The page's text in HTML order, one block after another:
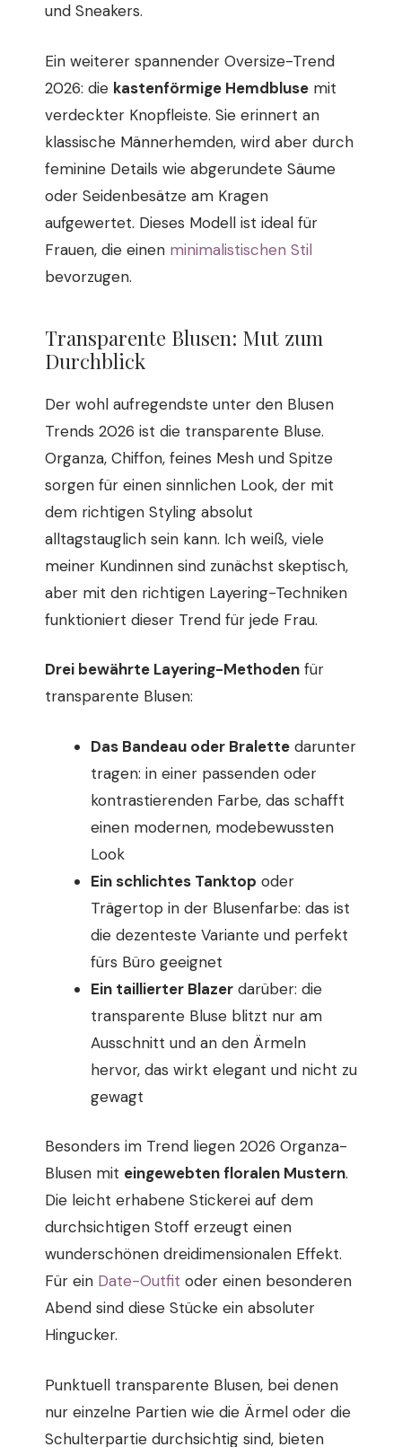
und Sneakers.
Ein weiterer spannender Oversize-Trend
2026: die kastenförmige Hemdbluse mit
verdeckter Knopfleiste. Sie erinnert an
klassische Männerhemden, wird aber durch
feminine Details wie abgerundete Säume
oder Seidenbesätze am Kragen
aufgewertet. Dieses Modell ist ideal für
Frauen, die einen minimalistischen Stil
bevorzugen.
Transparente Blusen: Mut zum
Durchblick
Der wohl aufregendste unter den Blusen
Trends 2026 ist die transparente Bluse.
Organza, Chiffon, feines Mesh und Spitze
sorgen für einen sinnlichen Look, der mit
dem richtigen Styling absolut
alltagstauglich sein kann. Ich weiß, viele
meiner Kundinnen sind zunächst skeptisch,
aber mit den richtigen Layering-Techniken
funktioniert dieser Trend für jede Frau.
Drei bewährte Layering-Methoden für
transparente Blusen:
Das Bandeau oder Bralette darunter
tragen: in einer passenden oder
kontrastierenden Farbe, das schafft
einen modernen, modebewussten
Look
Ein schlichtes Tanktop oder
Trägertop in der Blusenfarbe: das ist
die dezenteste Variante und perfekt
fürs Büro geeignet
Ein taillierter Blazer darüber: die
transparente Bluse blitzt nur am
Ausschnitt und an den Ärmeln
hervor, das wirkt elegant und nicht zu
gewagt
Besonders im Trend liegen 2026 Organza-
Blusen mit eingewebten floralen Mustern.
Die leicht erhabene Stickerei auf dem
durchsichtigen Stoff erzeugt einen
wunderschönen dreidimensionalen Effekt.
Für ein Date-Outfit oder einen besonderen
Abend sind diese Stücke ein absoluter
Hingucker.
Punktuell transparente Blusen, bei denen
nur einzelne Partien wie die Ärmel oder die
Schulterpartie durchsichtig sind, bieten